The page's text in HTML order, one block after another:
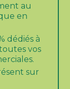
au
en
dédiés à
vos
sur